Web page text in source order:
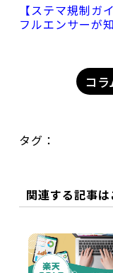
【ステマ規制ガ
フルエンサーが
コ
タグ：
関連する記事は